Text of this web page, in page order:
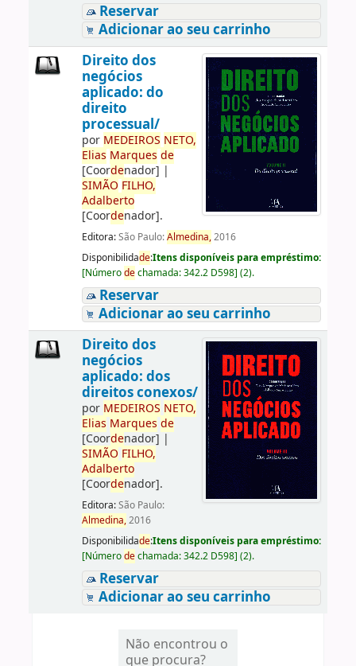
Reservar
Adicionar ao seu carrinho
Direito dos
negócios
aplicado: do
direito
processual/
por MEDEIROS NETO,
Elias Marques de
[Coordenador] |
SIMÃO FILHO,
Adalberto
[Coordenador].
Editora:São Paulo:Almedina,2016
Disponibilidade:Itens disponíveis para empréstimo:
[Númerodechamada:342.2 D598] (2).
Reservar
Adicionar ao seu carrinho
Direito dos
negócios
aplicado: dos
direitos conexos/
por MEDEIROS NETO,
Elias Marques de
[Coordenador] |
SIMÃO FILHO,
Adalberto
[Coordenador].
Editora:São Paulo:
Almedina,2016
Disponibilidade:Itens disponíveis para empréstimo:
[Númerodechamada:342.2 D598] (2).
Reservar
Adicionar ao seu carrinho
Não encontrou o
que procura?